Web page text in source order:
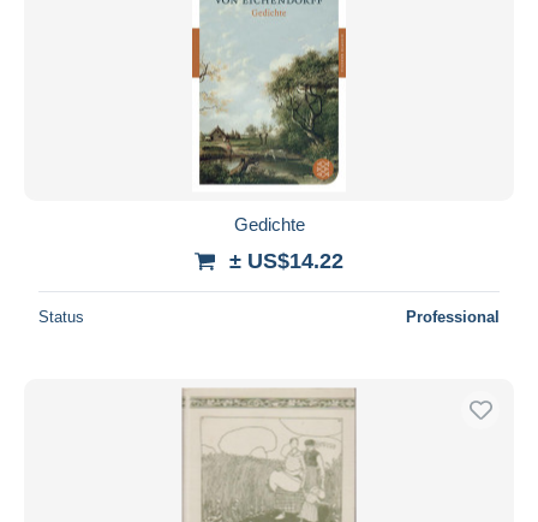
Gedichte
± US$14.22
Status Professional